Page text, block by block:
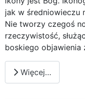
jak w średniowieczu
Nie tworzy czegoś
rzeczywistość,
boskiego objawienia
Więcej…